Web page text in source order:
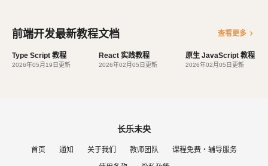
高效：React 通过对 DOM 的模拟，最大限度地减少与 DOM 的交互。
兴趣，觉得做开发非常快乐，能创造梦想中的产品是一件非常
有幸福感的事情。喜爱阅读，尤其是历史相关的书籍。喜欢音
乐，钢琴、Ukulele都能简单自娱自乐。爱好旅行和美食，人
生梦想之一是希望能带着妻子吃遍全世界。
前端开发最新教程文档 查看更多 chevron_right
Type Script 教程
2026年05月19日更新
React 实践教程
2026年02月05日更新
原生 JavaScript 教程
2026年02月05日更新
长乐未央
首页 通知 关于我们 教师团队 课程免费・辅导服务